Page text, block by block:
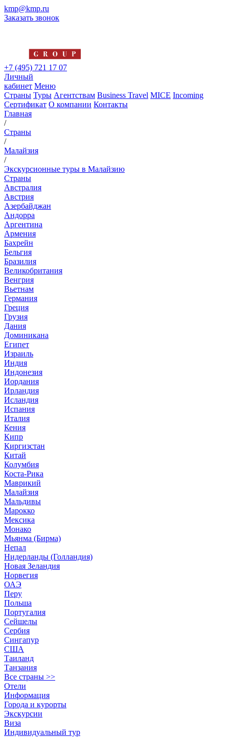
kmp@kmp.ru
Заказать звонок
+7 (495) 721 17 07
Личный
кабинет Меню
Страны Туры Агентствам Business Travel MICE Incoming
Сертификат О компании Контакты
Главная
/
Страны
/
Малайзия
/
Экскурсионные туры в Малайзию
Страны
Австралия
Австрия
Азербайджан
Андорра
Аргентина
Армения
Бахрейн
Бельгия
Бразилия
Великобритания
Венгрия
Вьетнам
Германия
Греция
Грузия
Дания
Доминикана
Египет
Израиль
Индия
Индонезия
Иордания
Ирландия
Исландия
Испания
Италия
Кения
Кипр
Киргизстан
Китай
Колумбия
Коста-Рика
Маврикий
Малайзия
Мальдивы
Марокко
Мексика
Монако
Мьянма (Бирма)
Непал
Нидерланды (Голландия)
Новая Зеландия
Норвегия
ОАЭ
Перу
Польша
Португалия
Сейшелы
Сербия
Сингапур
США
Таиланд
Танзания
Все страны >>
Отели
Информация
Города и курорты
Экскурсии
Виза
Индивидуальный тур